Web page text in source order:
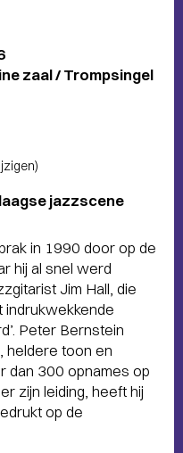
zaal / Trompsingel
jazzscene
in 1990 door op de
hij al snel werd
Jim Hall, die
indrukwekkende
Peter Bernstein
heldere toon en
dan 300 opnames op
zijn leiding, heeft hij
op de